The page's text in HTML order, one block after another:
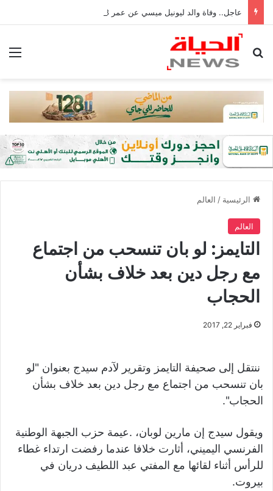
عاجل.. وفاة والد ليونيل ميسي عن عمر 68 عامًا في الأرجنتين
بحث عن
الرئيسية / العالم
العالم
التايمز: لو بان تنسحب من اجتماع
مع رجل دين بعد خلاف بشأن
الحجاب
فبراير 22, 2017
ننتقل إلى صحيفة التايمز وتقرير لآدم سيدج بعنوان "لو
بان تنسحب من اجتماع مع رجل دين بعد خلاف بشأن
الحجاب".
ويقول سيدج إن مارين لوبان، .عيمة حزب الجبهة الوطنية
الفرنسي اليميني، أثارت خلافا عندما رفضت ارتداء غطاء
للرأس أثناء لقائها مع المفتي عبد اللطيف دريان في
بيروت.